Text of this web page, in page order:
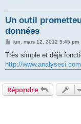
Un outil
données
M
s
a
lun. mars 12, 2012 5:45 pm
Très simple et déjà
http://www.analysesi.com
Répondre